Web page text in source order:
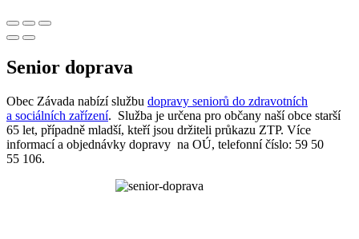
Senior doprava
Obec Závada nabízí službu dopravy seniorů do zdravotních
a sociálních zařízení. Služba je určena pro občany naší obce starší
65 let, případně mladší, kteří jsou držiteli průkazu ZTP. Více
informací a objednávky dopravy na OÚ, telefonní číslo: 59 50
55 106.